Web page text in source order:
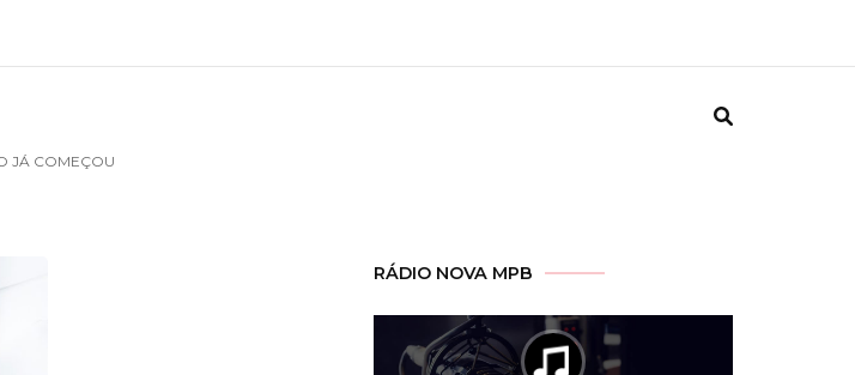
JÁ COMEÇOU
RÁDIO NOVA MPB